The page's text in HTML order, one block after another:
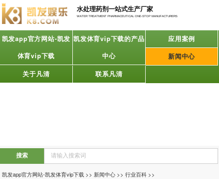
水处理药剂一站式生产厂家
WATER TREATMENT PHARMACEUTICAL ONE-STOP MANUFACTURERS
凯发app官方网站-凯发
体育vip下载
凯发体育vip下载的产品
中心
应用案例
新闻中心
关于凡清
联系凡清
凯发app官方网站-凯发体育vip下载 >> 新闻中心 >>行业百科 >>